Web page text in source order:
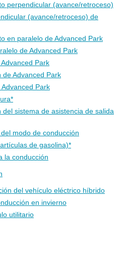
perpendicular (avance/retroceso)
(avance/retroceso) de
en paralelo de Advanced Park
de Advanced Park
Park
de Advanced Park
Park
del sistema de asistencia de salida
modo de conducción
de gasolina)*
la conducción
del vehículo eléctrico híbrido
en invierno
utilitario